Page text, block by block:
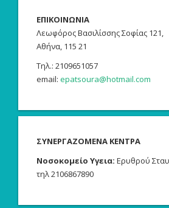
ΕΠΙΚΟΙΝΩΝΙΑ
Λεωφόρος Βασιλίσσης Σοφίας 121,
Αθήνα, 115 21
Tηλ.: 2109651057
email: epatsoura@hotmail.com
ΣΥΝΕΡΓΑΖΟΜΕΝΑ ΚΕΝΤΡΑ
Νοσοκομείο Υγεια: Ερυθρού
τηλ 2106867890